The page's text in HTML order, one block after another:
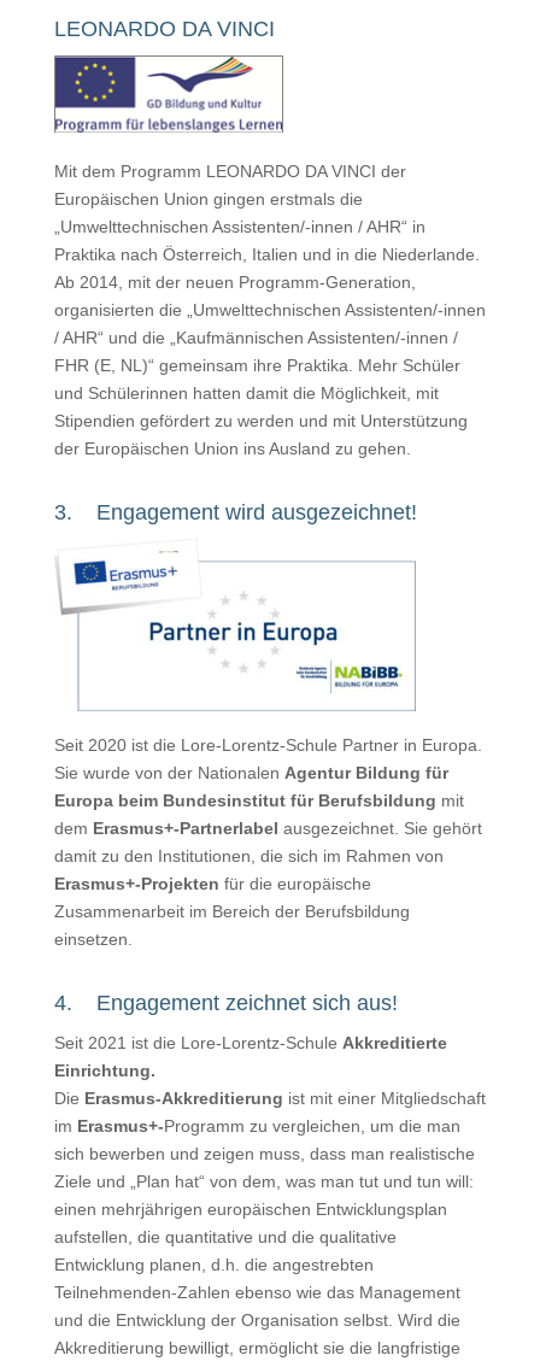
LEONARDO DA VINCI
Mit dem Programm LEONARDO DA VINCI der
Europäischen Union gingen erstmals die
„Umwelttechnischen Assistenten/-innen / AHR“ in
Praktika nach Österreich, Italien und in die Niederlande.
Ab 2014, mit der neuen Programm-Generation,
organisierten die „Umwelttechnischen Assistenten/-innen
/ AHR“ und die „Kaufmännischen Assistenten/-innen /
FHR (E, NL)“ gemeinsam ihre Praktika. Mehr Schüler
und Schülerinnen hatten damit die Möglichkeit, mit
Stipendien gefördert zu werden und mit Unterstützung
der Europäischen Union ins Ausland zu gehen.
3. Engagement wird ausgezeichnet!
Seit 2020 ist die Lore-Lorentz-Schule Partner in Europa.
Sie wurde von der Nationalen Agentur Bildung für
Europa beim Bundesinstitut für Berufsbildung mit
dem Erasmus+-Partnerlabel ausgezeichnet. Sie gehört
damit zu den Institutionen, die sich im Rahmen von
Erasmus+-Projekten für die europäische
Zusammenarbeit im Bereich der Berufsbildung
einsetzen.
4. Engagement zeichnet sich aus!
Seit 2021 ist die Lore-Lorentz-Schule Akkreditierte
Einrichtung.
Die Erasmus-Akkreditierung ist mit einer Mitgliedschaft
im Erasmus+-Programm zu vergleichen, um die man
sich bewerben und zeigen muss, dass man realistische
Ziele und „Plan hat“ von dem, was man tut und tun will:
einen mehrjährigen europäischen Entwicklungsplan
aufstellen, die quantitative und die qualitative
Entwicklung planen, d.h. die angestrebten
Teilnehmenden-Zahlen ebenso wie das Management
und die Entwicklung der Organisation selbst. Wird die
Akkreditierung bewilligt, ermöglicht sie die langfristige